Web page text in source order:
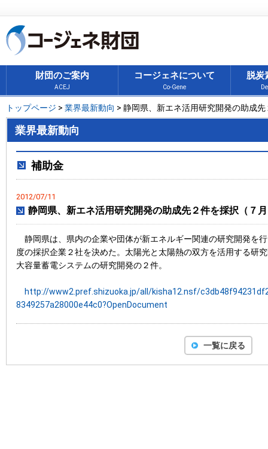
財団のご案内
ACEJ
コージェネについて
Co-Gene
脱炭
トップページ > 業界最新動向 > 静岡県、新エネ活用研究開発の助成
業界最新動向
補助金
2012/07/11
静岡県、新エネ活用研究開発の助成先２件を採択（７
静岡県は、県内の企業や団体が新エネルギー関連の研究開発を
度の採択企業２社を決めた。太陽光と太陽熱の双方を活用する研
大容量蓄電システムの研究開発の２件。
http://www2.pref.shizuoka.jp/all/kisha12.nsf/
8349257a28000e44c0?OpenDocument
一覧に戻る